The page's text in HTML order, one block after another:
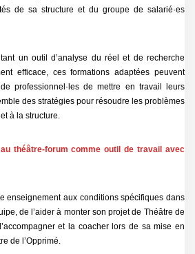
de sa structure et du groupe de salarié·es
un outil d’analyse du réel et de recherche
efficace, ces formations adaptées peuvent
professionnel·les de mettre en travail leurs
des stratégies pour résoudre les problèmes
à la structure.
théâtre-forum comme outil de travail avec
enseignement aux conditions spécifiques dans
de l’aider à monter son projet de Théâtre de
et la coacher lors de sa mise en
de l’Opprimé.